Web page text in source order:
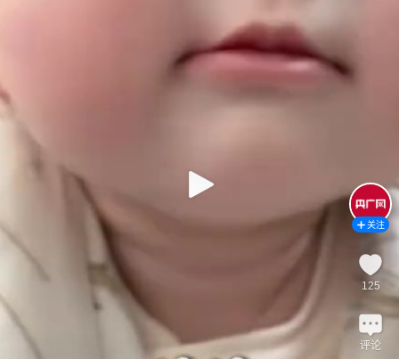
关注
125
评论